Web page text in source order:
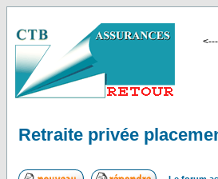
Retraite privée